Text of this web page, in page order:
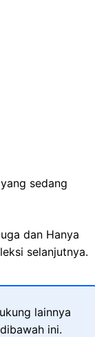
sedang
dan Hanya
selanjutnya.
lainnya
ini.